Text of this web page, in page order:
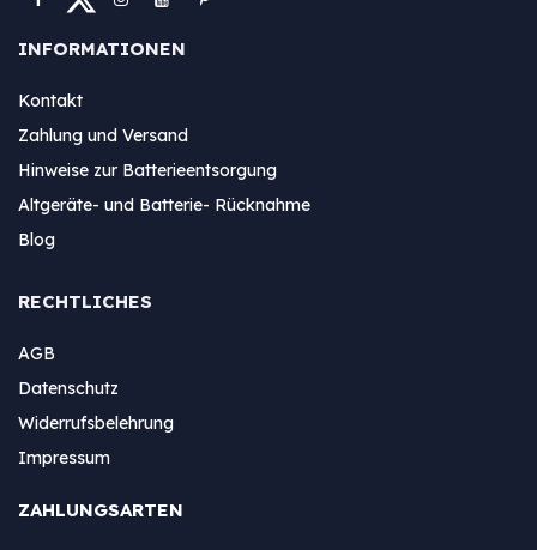
INFORMATIONEN
Kontakt
Zahlung und Versand
Hinweise zur Batterieentsorgung
Altgeräte- und Batterie- Rücknahme
Blog
RECHTLICHES
AGB
Datenschutz
Widerrufsbelehrung
Impressum
ZAHLUNGSARTEN